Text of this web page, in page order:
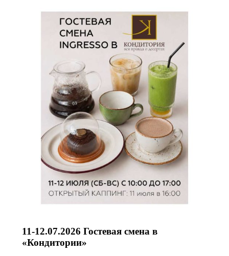
11-12.07.2026 Гостевая смена в
«Кондитории»